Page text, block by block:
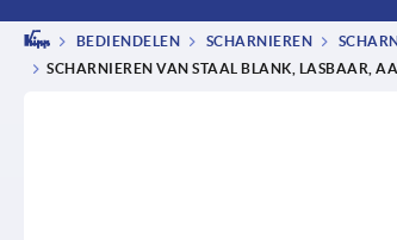
BEDIENDELEN SCHARNIEREN
SCHARNIEREN VAN STAAL BLANK, LASBAAR,